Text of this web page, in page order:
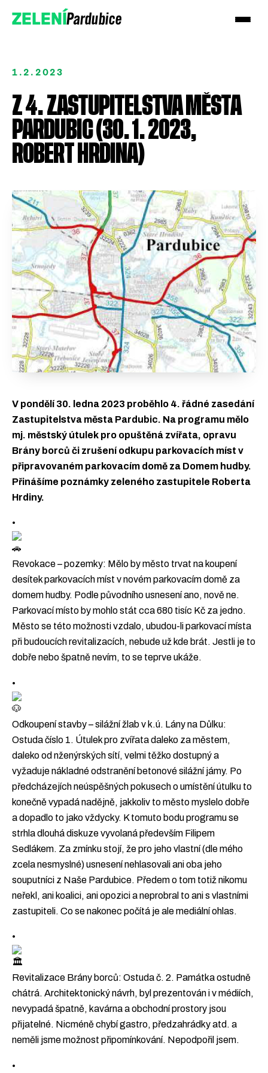
ZELENÍPardubice
Přidejte se
Podpořte nás
1.2.2023
Z 4. ZASTUPITELSTVA MĚSTA
PARDUBIC (30. 1. 2023,
ROBERT HRDINA)
V pondělí 30. ledna 2023 proběhlo 4. řádné zasedání
Zastupitelstva města Pardubic. Na programu mělo
mj. městský útulek pro opuštěná zvířata, opravu
Brány borců či zrušení odkupu parkovacích míst v
připravovaném parkovacím domě za Domem hudby.
Přinášíme poznámky zeleného zastupitele Roberta
Hrdiny.
•
Revokace – pozemky: Mělo by město trvat na koupení
desítek parkovacích míst v novém parkovacím domě za
domem hudby. Podle původního usnesení ano, nově ne.
Parkovací místo by mohlo stát cca 680 tisíc Kč za jedno.
Město se této možnosti vzdalo, ubudou-li parkovací místa
při budoucích revitalizacích, nebude už kde brát. Jestli je to
dobře nebo špatně nevím, to se teprve ukáže.
•
Odkoupení stavby – silážní žlab v k.ú. Lány na Důlku:
Ostuda číslo 1. Útulek pro zvířata daleko za městem,
daleko od nženýrských sítí, velmi těžko dostupný a
vyžaduje nákladné odstranění betonové silážní jámy. Po
předcházejích neúspěšných pokusech o umístění útulku to
konečně vypadá nadějně, jakkoliv to město myslelo dobře
a dopadlo to jako vždycky. K tomuto bodu programu se
strhla dlouhá diskuze vyvolaná především Filipem
Sedlákem. Za zmínku stojí, že pro jeho vlastní (dle mého
zcela nesmyslné) usnesení nehlasovali ani oba jeho
souputníci z Naše Pardubice. Předem o tom totiž nikomu
neřekl, ani koalici, ani opozici a neprobral to ani s vlastními
zastupiteli. Co se nakonec počítá je ale mediální ohlas.
•
Revitalizace Brány borců: Ostuda č. 2. Památka ostudně
chátrá. Architektonický návrh, byl prezentován i v médiích,
nevypadá špatně, kavárna a obchodní prostory jsou
přijatelné. Nicméně chybí gastro, předzahrádky atd. a
neměli jsme možnost připomínkování. Nepodpořil jsem.
•